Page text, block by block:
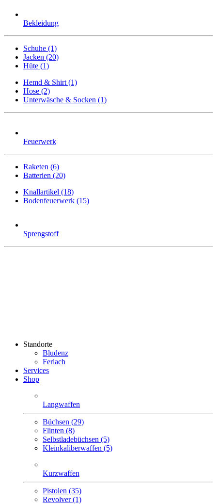
Bekleidung
Schuhe (1)
Jacken (20)
Hüte (1)
Hemd & Shirt (1)
Hose (2)
Unterwäsche & Socken (1)
Feuerwerk
Raketen (6)
Batterien (20)
Knallartikel (18)
Bodenfeuerwerk (15)
Sprengstoff
Standorte
Bludenz
Ferlach
Services
Shop
Langwaffen
Büchsen (29)
Flinten (8)
Selbstlade­büchsen (5)
Klein­kaliber­waffen (5)
Kurzwaffen
Pistolen (35)
Revolver (1)